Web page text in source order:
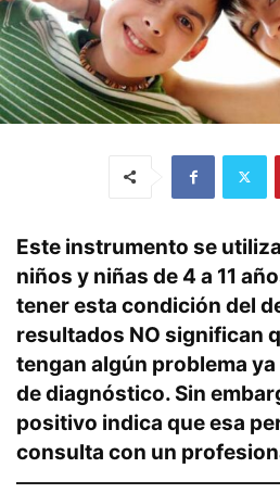
Este instrumento se
niños y niñas de 4 a 11
tener esta condición del
resultados NO significan
tengan algún problema
de diagnóstico. Sin
positivo indica que esa
consulta con un